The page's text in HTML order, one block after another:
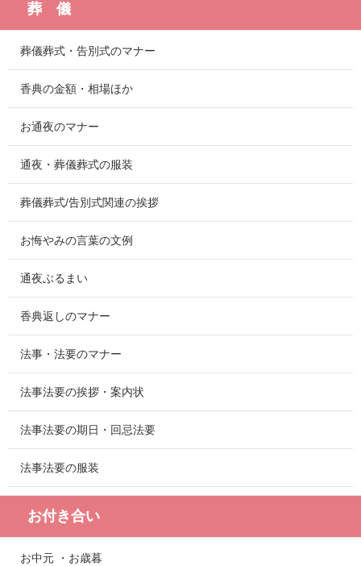
葬 儀
葬儀葬式・告別式のマナー
香典の金額・相場ほか
お通夜のマナー
通夜・葬儀葬式の服装
葬儀葬式/告別式関連の挨拶
お悔やみの言葉の文例
通夜ぶるまい
香典返しのマナー
法事・法要のマナー
法事法要の挨拶・案内状
法事法要の期日・回忌法要
法事法要の服装
お付き合い
お中元 ・お歳暮